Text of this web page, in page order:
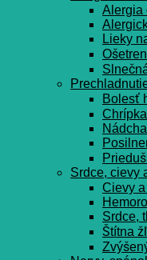
Alergia
Lieky
Bolesť
Nádcha
Srdce, cievy
Cievy
Srdce,
Štítna